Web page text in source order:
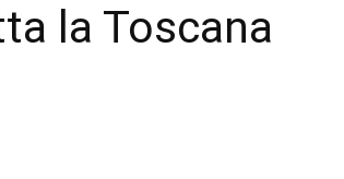
la Toscana